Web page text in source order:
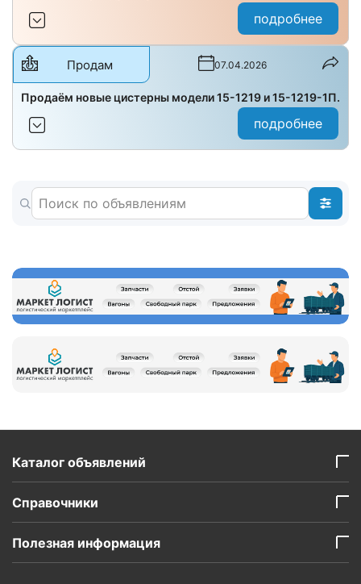
подробнее
Продам 07.04.2026
Продаём новые цистерны модели 15-1219 и 15-1219-1П.
подробнее
Каталог объявлений
Справочники
Полезная информация